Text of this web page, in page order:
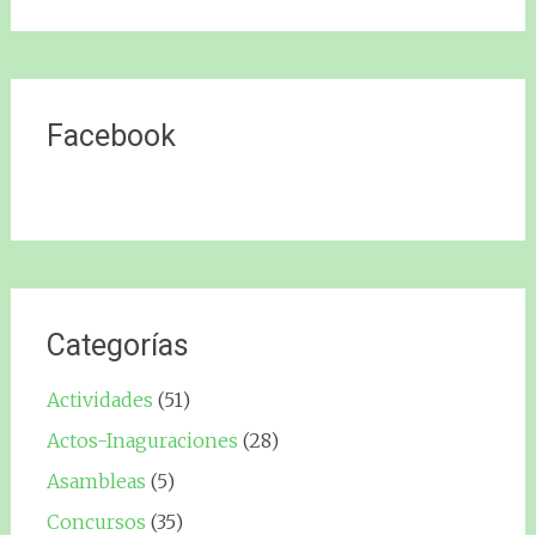
Facebook
Categorías
Actividades (51)
Actos-Inaguraciones (28)
Asambleas (5)
Concursos (35)